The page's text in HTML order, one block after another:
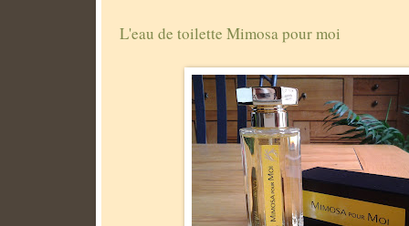
L'eau de toilette Mimosa pour moi